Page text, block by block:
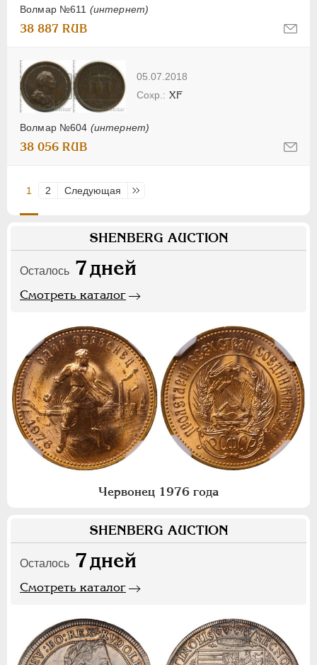
Волмар №611 (интернет)
38 887 RUB
05.07.2018
Волмар №604 (интернет)
XF
38 056 RUB
1 2 Следующая Последняя
SHENBERG AUCTION
Осталось 7дней
Смотреть каталог
Червонец 1976 года
SHENBERG AUCTION
Осталось 7дней
Смотреть каталог